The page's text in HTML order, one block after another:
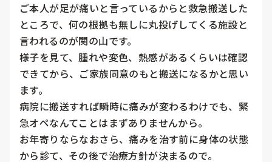
ご本人が足が痛いと言っているからと救急搬送した
ところで、何の根拠も無しに丸投げしてくる施設と
言われるのが関の山です。
様子を見て、腫れや変色、熱感があるくらいは確認
できてから、ご家族同意のもと搬送になるかと思い
ます。
病院に搬送すれば瞬時に痛みが変わるわけでも、緊
急オペなんてことはまずありませんから。
お年寄りならなおさら、痛みを治す前に身体の状態
から診て、その後で治療方針が決まるので。